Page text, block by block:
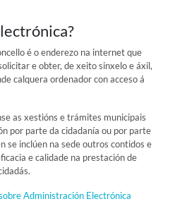
é o enderezo na internet que
e obter, de xeito sinxelo e áxil,
calquera ordenador con acceso á
as xestións e trámites municipais
por parte da cidadanía ou por parte
se inclúen na sede outros contidos e
e calidade na prestación de
Administración Electrónica